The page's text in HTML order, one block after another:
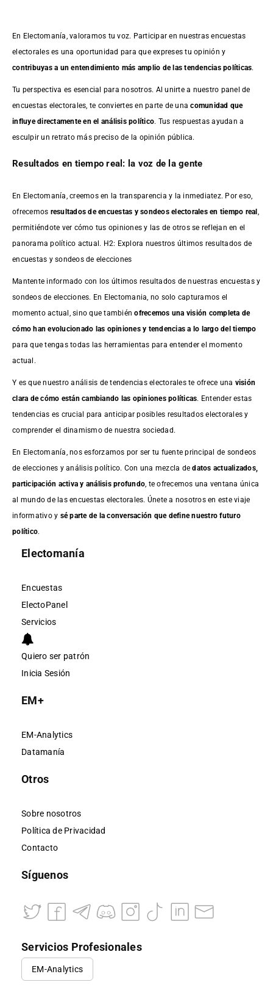
En Electomanía, valoramos tu voz. Participar en nuestras encuestas
electorales es una oportunidad para que expreses tu opinión y
contribuyas a un entendimiento más amplio de las tendencias políticas.
Tu perspectiva es esencial para nosotros. Al unirte a nuestro panel de
encuestas electorales, te conviertes en parte de unacomunidad que
influye directamente en el análisis político. Tus respuestas ayudan a
esculpir un retrato más preciso de la opinión pública.
Resultados en tiempo real: la voz de la gente
En Electomanía, creemos en la transparencia y la inmediatez. Por eso,
ofrecemos resultados deencuestas y sondeos electorales en tiempo real
permitiéndote ver cómo tus opiniones y las de otros se reflejan en el
panorama político actual. H2: Explora nuestros últimos resultados de
encuestas y sondeos de elecciones
Mantente informado con los últimos resultados de nuestras encuestasy
sondeos de elecciones. En Electomania, no solo capturamos el
momento actual, sino que tambiénofrecemos una visión completa de
cómo han evolucionado las opiniones y tendencias a lo largo del tiempo
para que tengas todas las herramientas para entender el momento
actual.
Y es que nuestro análisis de tendencias electorales te ofrece una visión
clara de cómo están cambiando las opiniones políticas. Entender estas
tendencias es crucial para anticipar posibles resultados electorales y
comprender el dinamismo de nuestra sociedad.
En Electomanía, nos esforzamos por ser tu fuente principal de sondeos
de elecciones y análisis político. Con una mezcla dedatos actualizados,
participación activa y análisis profundo , te ofrecemos una ventana única
al mundo de las encuestas electorales. Únete a nosotros en este viaje
informativo y sé parte de la conversación que define nuestro futuro
político.
Electomanía
Encuestas
ElectoPanel
Servicios
Quiero ser patrón
Inicia Sesión
EM+
EM-Analytics
Datamanía
Otros
Sobre nosotros
Política de Privacidad
Contacto
Síguenos
Servicios Profesionales
EM-Analytics